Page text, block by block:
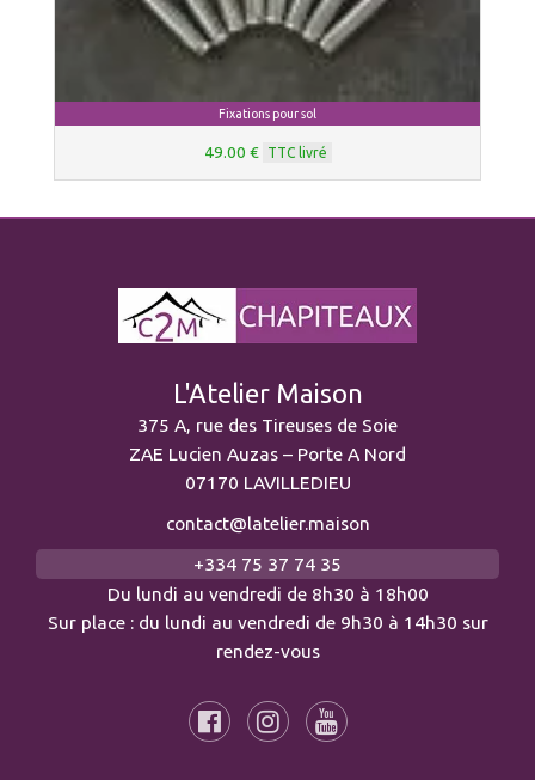
Fixations pour sol
49.00 € TTC livré
L'Atelier Maison
375 A, rue des Tireuses de Soie
ZAE Lucien Auzas – Porte A Nord
07170 LAVILLEDIEU
contact@latelier.maison
+334 75 37 74 35
Du lundi au vendredi de 8h30 à 18h00
Sur place : du lundi au vendredi de 9h30 à 14h30 sur
rendez-vous